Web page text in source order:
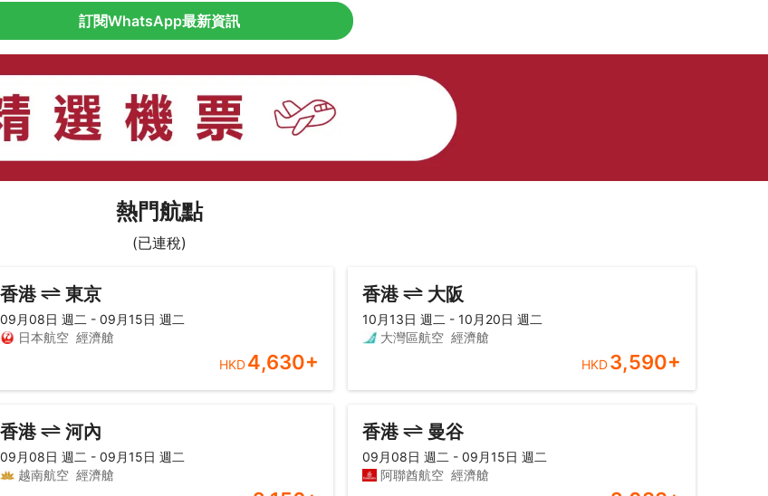
訂閱WhatsApp最新資訊
熱門航點
(已連稅)
香港 東京
09月08日 週二 - 09月15日 週二
日本航空 經濟艙
HKD4,630+
香港 大阪
10月13日 週二 - 10月20日 週二
大灣區航空 經濟艙
HKD3,590+
香港 河內
09月08日 週二 - 09月15日 週二
越南航空 經濟艙
香港 曼谷
09月08日 週二 - 09月15日 週二
阿聯酋航空 經濟艙